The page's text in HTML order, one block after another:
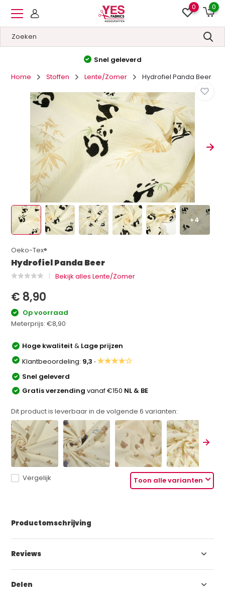
0 0
Home
Stoffen Lente/Zomer Hydrofiel Panda Beer
+4
Oeko-Tex®
Hydrofiel Panda Beer
Bekijk alles Lente/Zomer
€ 8,90
Op voorraad
Meterprijs:€8,90
Hoge kwaliteit& Lage prijzen
Klantbeoordeling: 9,3 ·★★★★☆
Snel geleverd
Gratis verzendingvanaf €150 NL & BE
Dit product is leverbaar in de volgende6 varianten:
Toon alle varianten
Vergelijk
Productomschrijving
Reviews
Delen